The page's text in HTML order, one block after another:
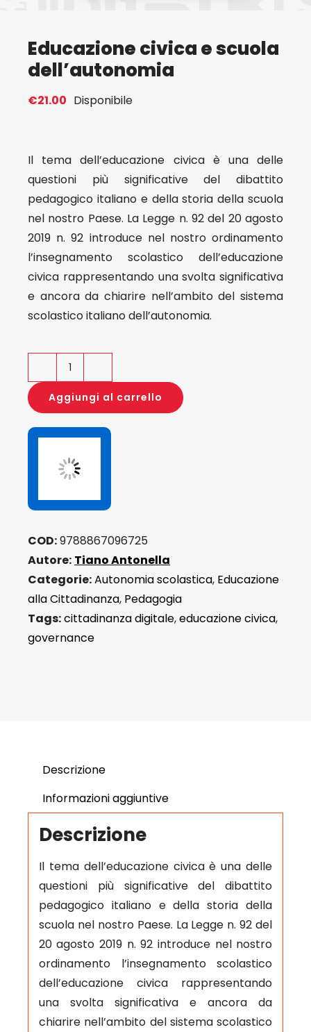
Educazione civica e scuola
dell’autonomia
€21.00 Disponibile
Il tema dell’educazione civica è una delle
questioni più significative del dibattito
pedagogico italiano e della storia della scuola
nel nostro Paese. La Legge n. 92 del 20 agosto
2019 n. 92 introduce nel nostro ordinamento
l’insegnamento scolastico dell’educazione
civica rappresentando una svolta significativa
e ancora da chiarire nell’ambito del sistema
scolastico italiano dell’autonomia.
Educazione
civica
e
scuola
dell'autonomia
quantità
Aggiungi al carrello
COD:9788867096725
Autore: Tiano Antonella
Categorie:Autonomia scolastica, Educazione
alla Cittadinanza, Pedagogia
Tags:cittadinanza digitale,educazione civica,
governance
Descrizione
Informazioni aggiuntive
Descrizione
Il tema dell’educazione civica è una delle
questioni più significative del dibattito
pedagogico italiano e della storia della
scuola nel nostro Paese. La Legge n. 92 del
20 agosto 2019 n. 92 introduce nel nostro
ordinamento l’insegnamento scolastico
dell’educazione civica rappresentando
una svolta significativa e ancora da
chiarire nell’ambito del sistema scolastico